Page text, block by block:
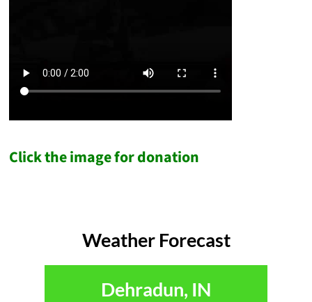
Click the image for donation
Weather Forecast
Dehradun, IN